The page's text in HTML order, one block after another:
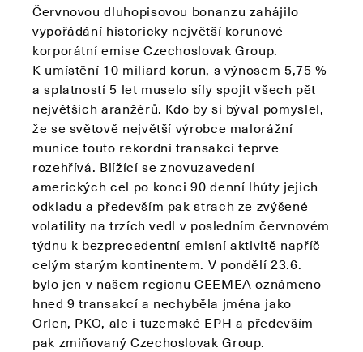
Červnovou dluhopisovou bonanzu zahájilo
vypořádání historicky největší korunové
korporátní emise Czechoslovak Group.
K umístění 10 miliard korun, s výnosem 5,75 %
a splatností 5 let muselo síly spojit všech pět
největších aranžérů. Kdo by si býval pomyslel,
že se světově největší výrobce malorážní
munice touto rekordní transakcí teprve
rozehřívá. Blížící se znovuzavedení
amerických cel po konci 90 denní lhůty jejich
odkladu a především pak strach ze zvýšené
volatility na trzích vedl v posledním červnovém
týdnu k bezprecedentní emisní aktivitě napříč
celým starým kontinentem. V pondělí 23.6.
bylo jen v našem regionu CEEMEA oznámeno
hned 9 transakcí a nechyběla jména jako
Orlen, PKO, ale i tuzemské EPH a především
pak zmiňovaný Czechoslovak Group.